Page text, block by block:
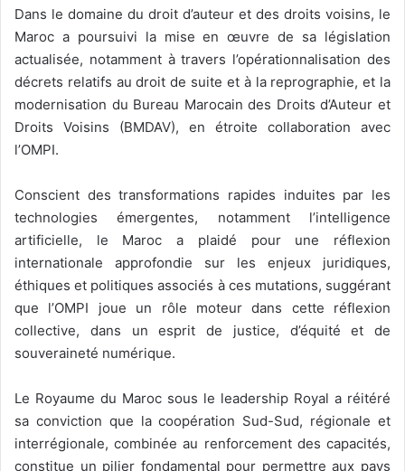
Dans le domaine du droit d’auteur et des droits voisins, le
Maroc a poursuivi la mise en œuvre de sa législation
actualisée, notamment à travers l’opérationnalisation des
décrets relatifs au droit de suite et à la reprographie, et la
modernisation du Bureau Marocain des Droits d’Auteur et
Droits Voisins (BMDAV), en étroite collaboration avec
l’OMPI.
Conscient des transformations rapides induites par les
technologies émergentes, notamment l’intelligence
artificielle, le Maroc a plaidé pour une réflexion
internationale approfondie sur les enjeux juridiques,
éthiques et politiques associés à ces mutations, suggérant
que l’OMPI joue un rôle moteur dans cette réflexion
collective, dans un esprit de justice, d’équité et de
souveraineté numérique.
Le Royaume du Maroc sous le leadership Royal a réitéré
sa conviction que la coopération Sud-Sud, régionale et
interrégionale, combinée au renforcement des capacités,
constitue un pilier fondamental pour permettre aux pays